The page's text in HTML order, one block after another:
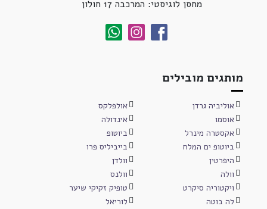
מחסן לוגיסטי: המרכבה 17 חולון
מותגים מובילים
אוליביה גרדן
אולפלקס
אוסמו
אינדולה
אקסטרה מינרל
ביוטופ
ביוטופ ים המלח
בייביליס פרו
היפרטין
וולדן
וולה
וולנס
ויקטוריה סיקרט
טופיק זקיקי שיער
לה בוטה
לוריאל